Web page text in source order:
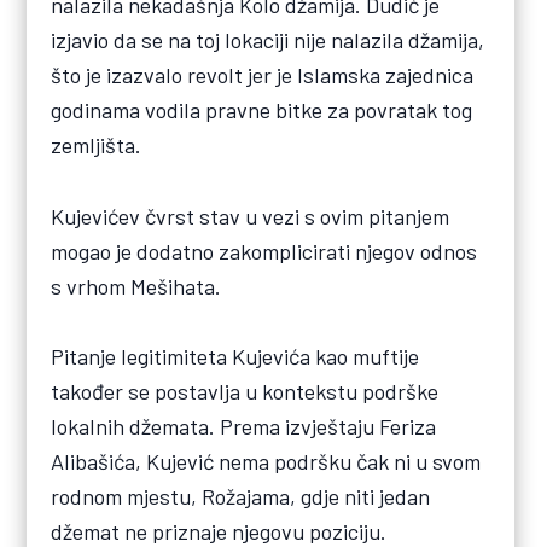
nalazila nekadašnja Kolo džamija. Dudić je
izjavio da se na toj lokaciji nije nalazila džamija,
što je izazvalo revolt jer je Islamska zajednica
godinama vodila pravne bitke za povratak tog
zemljišta.
Kujevićev čvrst stav u vezi s ovim pitanjem
mogao je dodatno zakomplicirati njegov odnos
s vrhom Mešihata.
Pitanje legitimiteta Kujevića kao muftije
također se postavlja u kontekstu podrške
lokalnih džemata. Prema izvještaju Feriza
Alibašića, Kujević nema podršku čak ni u svom
rodnom mjestu, Rožajama, gdje niti jedan
džemat ne priznaje njegovu poziciju.